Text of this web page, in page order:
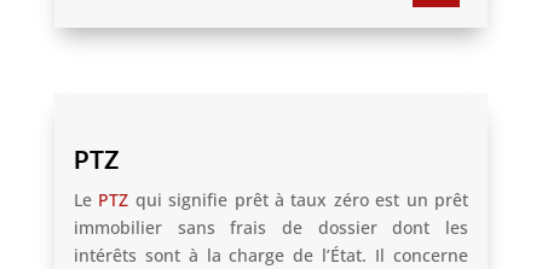
PTZ
Le PTZ qui signifie prêt à taux zéro est un prêt
immobilier sans frais de dossier dont les
intérêts sont à la charge de l’État. Il concerne